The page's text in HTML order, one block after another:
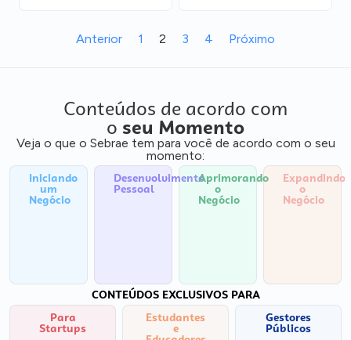
Anterior 1 2 3 4 Próximo
Conteúdos de acordo com
o seu Momento
Veja o que o Sebrae tem para você de acordo com o seu
momento:
Iniciando
um
Negócio
Desenvolvimento
Pessoal
Aprimorando
o
Negócio
Expandindo
o
Negócio
CONTEÚDOS EXCLUSIVOS PARA
Para
Startups
Estudantes
e
Gestores
Públicos